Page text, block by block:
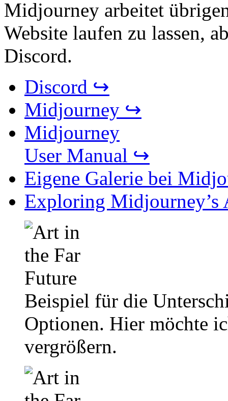
Midjourney arbeitet
Website laufen zu lassen,
Discord.
Discord ↪
Midjourney ↪
Midjourney
User Manual ↪
Eigene Galerie bei
Exploring
Beispiel für die
Optionen. Hier möchte
vergrößern.